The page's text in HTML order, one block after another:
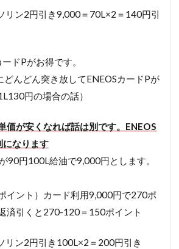
リン2円引き9,000＝70L×2＝140円引
ドPがお得です。
どんどん突き放してENEOSカードPが
円の場合の話）
価が安くなれば話は別です。ENEOS
になります
90円100L給油で9,000円とします。
イント）カード利用9,000円で270ポ
済引くと270-120＝150ポイント
リン2円引き100L×2＝200円引き